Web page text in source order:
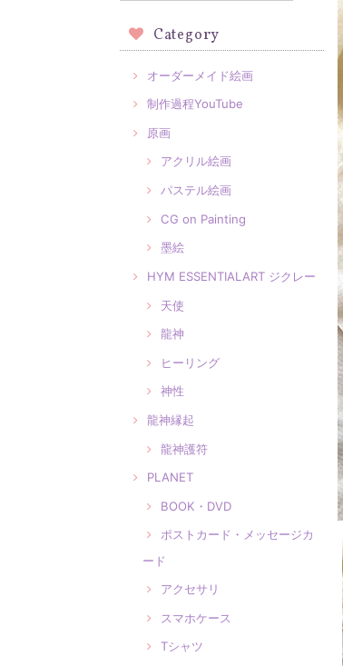
Category
オーダーメイド絵画
制作過程YouTube
原画
アクリル絵画
パステル絵画
CG on Painting
墨絵
HYM ESSENTIALART ジクレー
天使
龍神
ヒーリング
神性
龍神縁起
龍神護符
PLANET
BOOK・DVD
ポストカード・メッセージカ
ード
アクセサリ
スマホケース
Tシャツ